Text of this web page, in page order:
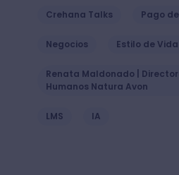
Crehana Talks Pago
Negocios Estilo de Vida
Renata Maldonado |
Humanos Natura Avon
LMS IA